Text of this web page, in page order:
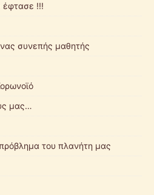
έφτασε !!!
συνεπής μαθητής
μας…
του πλανήτη μας